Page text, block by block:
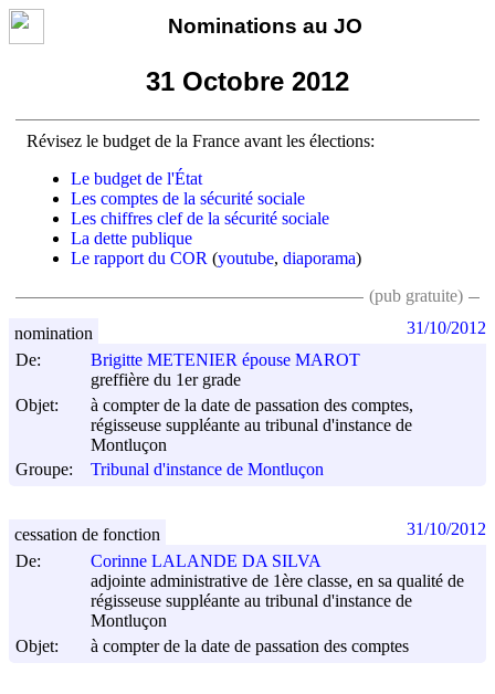
Nominations au JO
31 Octobre 2012
Révisez le budget de la France avant les élections:
Le budget de l'État
Les comptes de la sécurité sociale
Les chiffres clef de la sécurité sociale
La dette publique
Le rapport du COR (youtube, diaporama)
(pub gratuite)
De:
Brigitte METENIER épouse MAROT
greffière du 1er grade
Objet:
à compter de la date de passation des comptes,
régisseuse suppléante au tribunal d'instance de
Montluçon
Groupe:
Tribunal d'instance de Montluçon
nomination 31/10/2012
De:
Corinne LALANDE DA SILVA
adjointe administrative de 1ère classe, en sa qualité de
régisseuse suppléante au tribunal d'instance de
Montluçon
Objet:
à compter de la date de passation des comptes
cessation de fonction 31/10/2012